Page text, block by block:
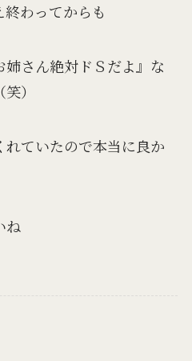
わってからも
さん絶対ドＳだよ』な
）
ていたので本当に良か
ね